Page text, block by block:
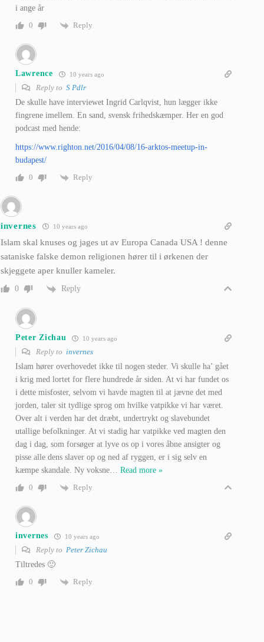
i ange år
0
Reply
Lawrence 10 years ago
Reply to S Pdlr
De skulle have interviewet Ingrid Carlqvist, hun lægger ikke
fingrene imellem. En sand, svensk frihedskæmper. Her en god
podcast med hende:
https://www.righton.net/2016/04/08/16-arktos-meetup-in-
budapest/
0
Reply
invernes 10 years ago
Islam skal knuses og jages ut av Europa Canada USA ! denne
sataniske falske demon religionen hører til i ørkenen der
skjeggete aper knuller kameler.
0 Reply
Peter Zichau 10 years ago
Reply to invernes
Islam hører overhovedet ikke til nogen steder. Vi skulle ha’ gået
i krig med lortet for flere hundrede år siden. At vi har fundet os
i dette misfoster, selvom vi havde magten til at jævne det med
jorden, taler sit tydlige sprog om hvilke vatpikke vi har været.
Over alt i verden har det dræbt, undertrykt og slavebundet
utallige befolkninger. At vi stadig har vatpikke ved magten den
dag i dag, som forsøger at lyve os op i vores åbne ansigter og
pisse alle dens slaver op og ned af ryggen, er i sig selv en
kæmpe skandale. Ny voksne
Read more »
0
Reply
invernes 10 years ago
Reply to Peter Zichau
Tiltredes 🙂
0
Reply